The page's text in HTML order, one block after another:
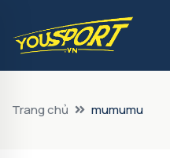
Trang chủ mumumu